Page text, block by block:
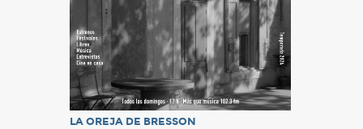
LA OREJA DE BRESSON